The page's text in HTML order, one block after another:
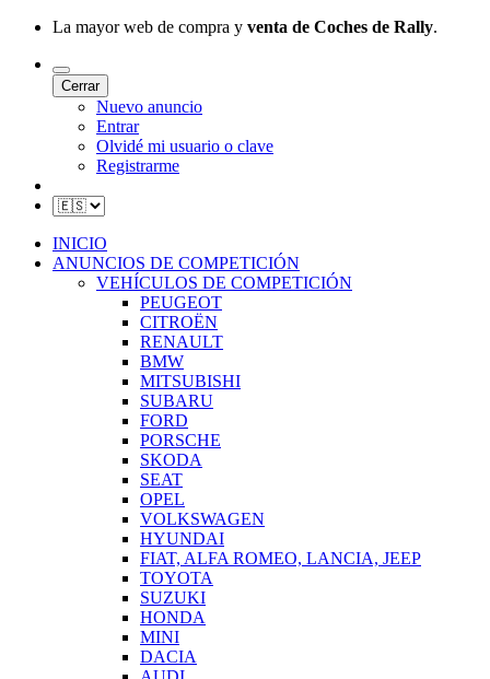
La mayor web de compra y venta de Coches de Rally.
Cerrar
Nuevo anuncio
Entrar
Olvidé mi usuario o clave
Registrarme
INICIO
ANUNCIOS DE COMPETICIÓN
VEHÍCULOS DE COMPETICIÓN
PEUGEOT
CITROËN
RENAULT
BMW
MITSUBISHI
SUBARU
FORD
PORSCHE
SKODA
SEAT
OPEL
VOLKSWAGEN
HYUNDAI
FIAT, ALFA ROMEO, LANCIA, JEEP
TOYOTA
SUZUKI
HONDA
MINI
DACIA